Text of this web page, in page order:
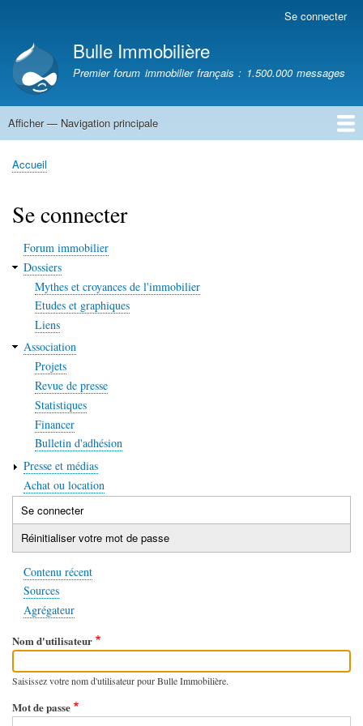
contenu
principal
compte
de
l'utilisateur
Se connecter
Bulle Immobilière
Premier forum immobilier français : 1.500.000 messages
Navigation
Afficher — Navigation principale
Accueil
Fil
Accueil
Se connecter
Forum immobilier
Dossiers
Mythes et croyances de l'immobilier
Etudes et graphiques
Liens
Association
Projets
Revue de presse
Statistiques
Financer
Bulletin d'adhésion
Presse et médias
Achat ou location
Onglets
principaux
Se connecter(onglet
actif)
Réinitialiser votre mot de passe
Contenu récent
Sources
Agrégateur
Nom d'utilisateur
Saisissez votre nom d'utilisateur pour Bulle Immobilière.
Mot de passe